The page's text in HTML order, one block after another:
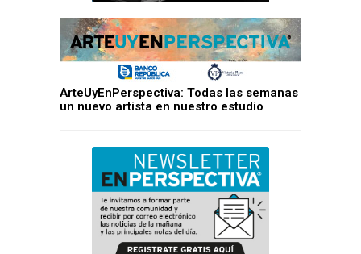
ArteUyEnPerspectiva: Todas las semanas
un nuevo artista en nuestro estudio